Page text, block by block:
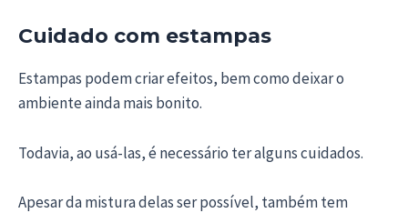
Cuidado com estampas
Estampas podem criar efeitos, bem como deixar o
ambiente ainda mais bonito.
Todavia, ao usá-las, é necessário ter alguns cuidados.
Apesar da mistura delas ser possível, também tem